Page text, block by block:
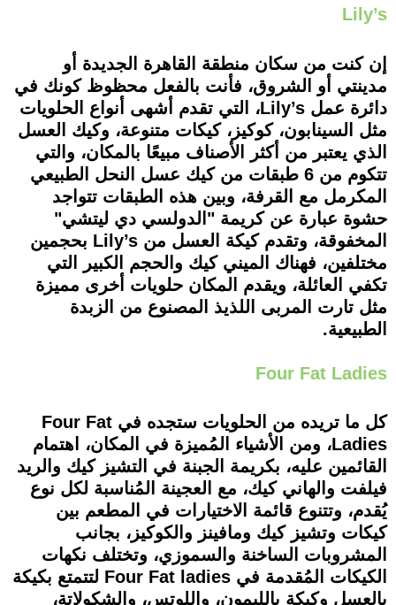
Lily’s
إن كنت من سكان منطقة القاهرة الجديدة أو
مدينتي أو الشروق، فأنت بالفعل محظوظ كونك في
دائرة عمل Lily’s، التي تقدم أشهى أنواع الحلويات
مثل السينابون، كوكيز، كيكات متنوعة، وكيك العسل
الذي يعتبر من أكثر الأصناف مبيعًا بالمكان، والتي
تتكوم من 6 طبقات من كيك عسل النحل الطبيعي
المكرمل مع القرفة، وبين هذه الطبقات تتواجد
حشوة عبارة عن كريمة "الدولسي دي ليتشي"
المخفوقة، وتقدم كيكة العسل من Lily’s بحجمين
مختلفين، فهناك الميني كيك والحجم الكبير التي
تكفي العائلة، ويقدم المكان حلويات أخرى مميزة
مثل تارت المربى اللذيذ المصنوع من الزبدة
الطبيعية.
Four Fat Ladies
كل ما تريده من الحلويات ستجده في Four Fat
Ladies، ومن الأشياء المُميزة في المكان، اهتمام
القائمين عليه، بكريمة الجبنة في التشيز كيك والريد
فيلفت والهاني كيك، مع العجينة المُناسبة لكل نوع
يُقدم، وتتنوع قائمة الاختيارات في المطعم بين
كيكات وتشيز كيك ومافينز والكوكيز، بجانب
المشروبات الساخنة والسموزي، وتختلف نكهات
الكيكات المُقدمة في Four Fat ladies لتتمتع بكيكة
بالعسل وكيكة بالليمون، واللوتس، والشكولاتة،